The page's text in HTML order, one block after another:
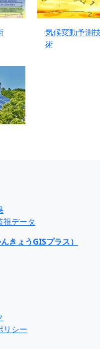
気候変動予測
術
視データ
きょうGISプラス）
リシー